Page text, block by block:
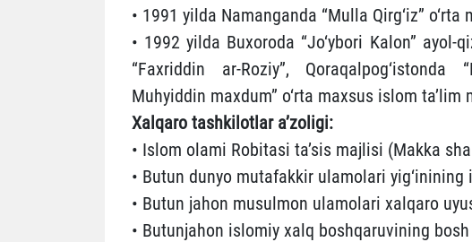
• 1991 yilda Namanganda “Mulla Qirg‘iz”
• 1992 yilda Buxoroda “Jo‘ybori Kalon” ayol-
“Faxriddin ar-Roziy”, Qoraqalpog‘istonda
Muhyiddin maxdum” o‘rta maxsus islom
Xalqaro tashkilotlar a’zoligi:
• Islom olami Robitasi ta’sis majlisi (Makka
• Butun dunyo mutafakkir ulamolari
• Butun jahon musulmon ulamolari xalqaro
• Butunjahon islomiy xalq boshqaruvining